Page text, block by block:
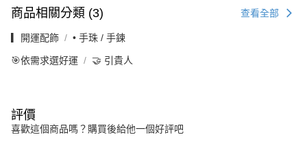
商品相關分類 (3) 查看全部
▎開運配飾 • 手珠 / 手鍊
🎯依需求選好運 🤝 引貴人
評價
喜歡這個商品嗎？購買後給他一個好評吧